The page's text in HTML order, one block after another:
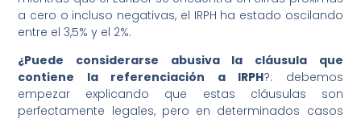
a cero o incluso negativas, el IRPH ha estado oscilando
entre el 3,5% y el 2%.
¿Puede considerarse abusiva la cláusula que
contiene la referenciación a IRPH?: debemos
empezar explicando que estas cláusulas son
perfectamente legales, pero en determinados casos